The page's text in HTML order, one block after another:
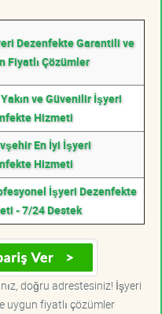
Dezenfekte Garantili ve
Fiyatlı Çözümler
Yakın ve Güvenilir İşyeri
Hizmeti
En İyi İşyeri
Hizmeti
İşyeri Dezenfekte
- 7/24 Destek
doğru adrestesiniz! İşyeri
uygun fiyatlı çözümler